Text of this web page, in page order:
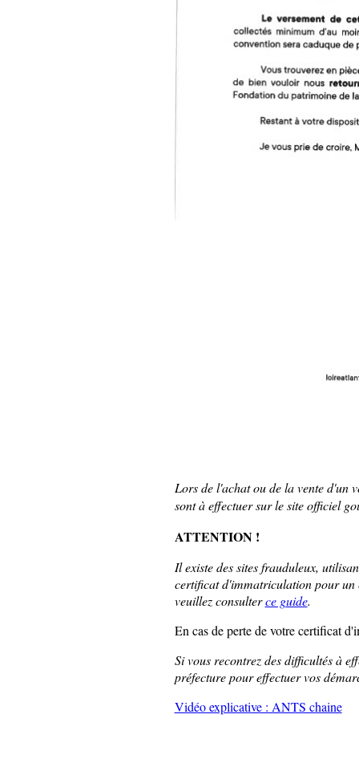
Lors de l'achat ou de la vente d'un
sont à effectuer sur le site officiel
ATTENTION !
Il existe des sites frauduleux,
certificat d'immatriculation pour un
veuillez consulterce guide.
En cas de perte de votre certificat
Si vous recontrez des difficultés à
préfecture pour effectuer vos
Vidéo explicative : ANTS chaine